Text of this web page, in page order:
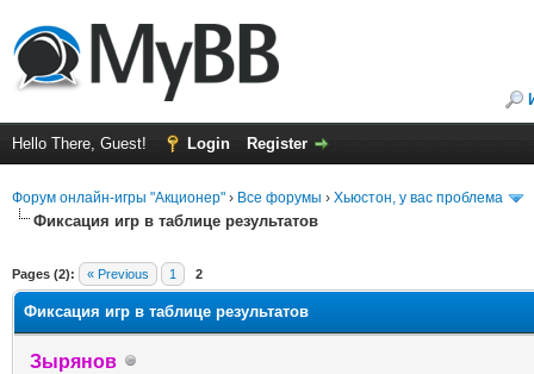
Hello There, Guest! Login Register
Форум онлайн-игры "Акционер" › Все форумы › Хьюстон, у вас проблема
Фиксация игр в таблице результатов
Pages (2): « Previous 1 2
Фиксация игр в таблице результатов
Зырянов